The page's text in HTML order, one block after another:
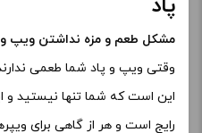
پاد
مشکل طعم و مزه نداشتن ویپ و پاد + 3 راه
وقتی ویپ‌ و پاد شما طعمی
این است که شما تنها نیستید
رایج است و هر از گاهی برای